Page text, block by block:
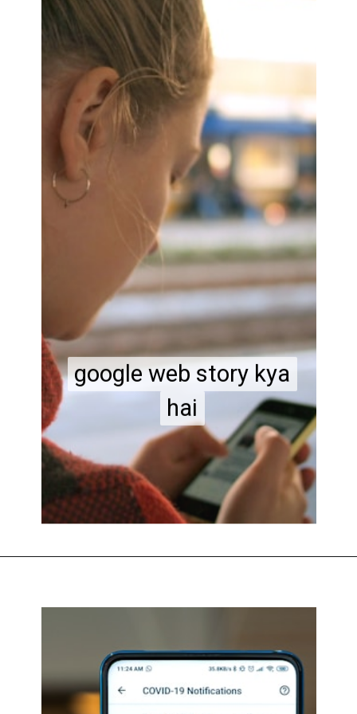
google web story kya
hai
google web story kya
hai